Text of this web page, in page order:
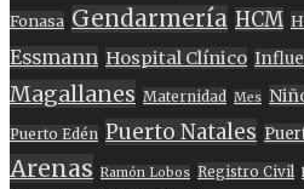
Fonasa Gendarmería HCM
Essmann Hospital Clínico
Magallanes Maternidad Mes
Puerto Edén Puerto Natales
Arenas Ramón Lobos Registro Civil